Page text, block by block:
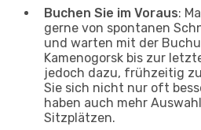
Buchen Sie im Voraus:
gerne von spontanen
und warten mit der
Kamenogorsk bis zur
jedoch dazu, frühzeitig
Sie sich nicht nur oft
haben auch mehr
Sitzplätzen.